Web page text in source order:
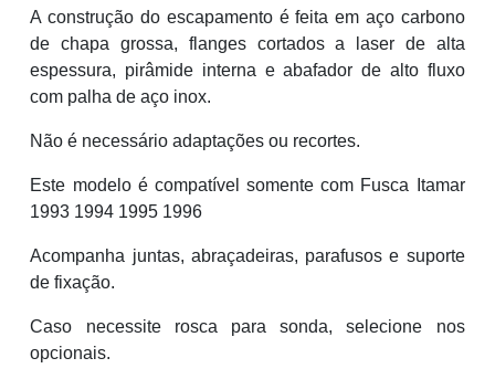
A construção do escapamento é feita em aço carbono
de chapa grossa, flanges cortados a laser de alta
espessura, pirâmide interna e abafador de alto fluxo
com palha de aço inox.
Não é necessário adaptações ou recortes.
Este modelo é compatível somente com Fusca Itamar
1993 1994 1995 1996
Acompanha juntas, abraçadeiras, parafusos e suporte
de fixação.
Caso necessite rosca para sonda, selecione nos
opcionais.